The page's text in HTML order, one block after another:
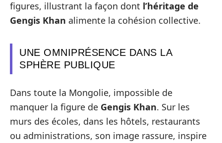
figures, illustrant la façon dont l’héritage de
Gengis Khan alimente la cohésion collective.
UNE OMNIPRÉSENCE DANS LA
SPHÈRE PUBLIQUE
Dans toute la Mongolie, impossible de
manquer la figure de Gengis Khan. Sur les
murs des écoles, dans les hôtels, restaurants
ou administrations, son image rassure, inspire